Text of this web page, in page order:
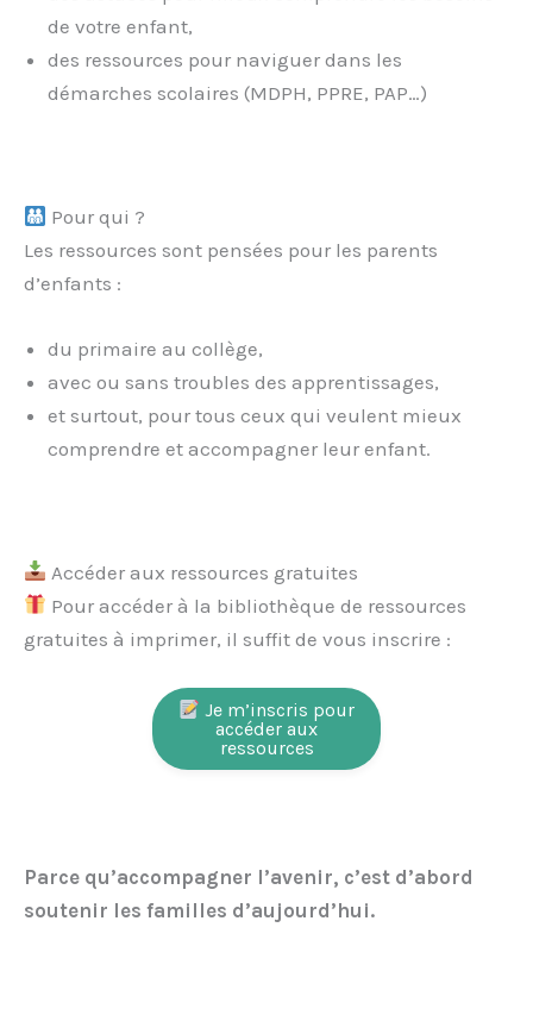
de votre enfant,
des ressources pour naviguer dans les
démarches scolaires (MDPH, PPRE, PAP…)
Pour qui ?
Les ressources sont pensées pour les parents
d’enfants :
du primaire au collège,
avec ou sans troubles des apprentissages,
et surtout, pour tous ceux qui veulent mieux
comprendre et accompagner leur enfant.
Accéder aux ressources gratuites
Pour accéder à la bibliothèque de ressources
gratuites à imprimer, il suffit de vous inscrire :
Je m’inscris pour
accéder aux
ressources
Parce qu’accompagner l’avenir, c’est d’abord
soutenir les familles d’aujourd’hui.